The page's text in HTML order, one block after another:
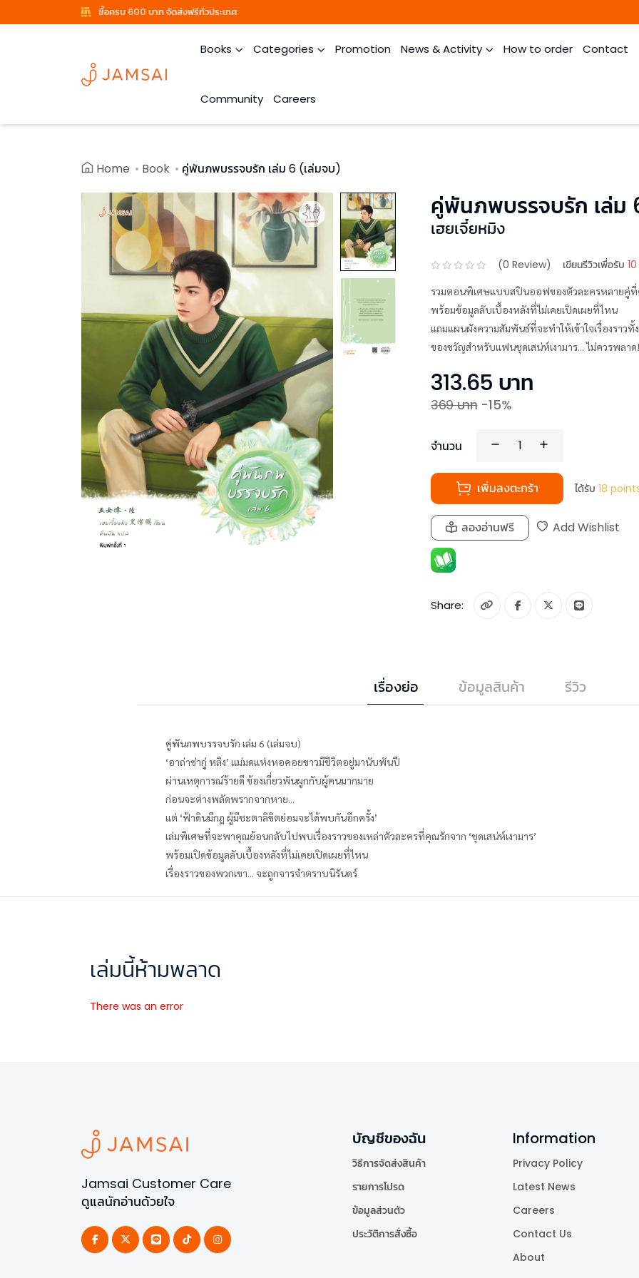
ซื้อครบ 600 บาท จัดส่งฟรีทั่วประเทศ
Books Categories Promotion News & Activity How to order Contact
Community Careers
Home Book คู่พันภพบรรจบรัก เล่ม 6 (เล่มจบ)
คู่พันภพบรรจบรัก เล่ม
เฮยเจี๋ยหมิง
(0 Review) เขียนรีวิวเพื่อรับ
รวมตอนพิเศษแบบสปินออฟของตัวละครหลายคู่
พร้อมข้อมูลลับเบื้องหลังที่ไม่เคยเปิดเผยที่ไหน
แถมแผนผังความสัมพันธ์ที่จะทำให้เข้าใจเรื่องราวทั้
ของขวัญสำหรับแฟนชุดเสน่ห์เงามาร... ไม่ควรพลาด!
313.65 บาท
369บาท -15%
จำนวน
เพิ่มลงตะกร้า ได้รับ 18
ลองอ่านฟรี Add Wishlist
Share:
เรื่องย่อ ข้อมูลสินค้า รีวิว
คู่พันภพบรรจบรัก เล่ม 6 (เล่มจบ)
‘อาถ่าซ่ากู่ หลิง’ แม่มดแห่งหอคอยขาวมีชีวิตอยู่มานับพันปี
ผ่านเหตุการณ์ร้ายดี ข้องเกี่ยวพันผูกกับผู้คนมากมาย
ก่อนจะต่างพลัดพรากจากหาย...
แต่ ‘ฟ้าดินมีกฎ ผู้มีชะตาลิขิตย่อมจะได้พบกันอีกครั้ง’
เล่มพิเศษที่จะพาคุณย้อนกลับไปพบเรื่องราวของเหล่าตัวละครที่คุณรักจาก ‘ชุดเสน่ห์เงามาร’
พร้อมเปิดข้อมูลลับเบื้องหลังที่ไม่เคยเปิดเผยที่ไหน
เรื่องราวของพวกเขา... จะถูกจารจำตราบนิรันดร์
เล่มนี้ห้ามพลาด
There was an error
Jamsai Customer Care
ดูแลนักอ่านด้วยใจ
บัญชีของฉัน
วิธีการจัดส่งสินค้า
รายการโปรด
ข้อมูลส่วนตัว
ประวัติการสั่งซื้อ
Information
Privacy Policy
Latest News
Careers
Contact Us
About